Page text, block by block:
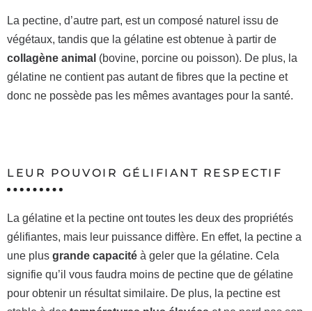
La pectine, d’autre part, est un composé naturel issu de
végétaux, tandis que la gélatine est obtenue à partir de
collagène animal (bovine, porcine ou poisson). De plus, la
gélatine ne contient pas autant de fibres que la pectine et
donc ne possède pas les mêmes avantages pour la santé.
LEUR POUVOIR GÉLIFIANT RESPECTIF
La gélatine et la pectine ont toutes les deux des propriétés
gélifiantes, mais leur puissance diffère. En effet, la pectine a
une plus grande capacité à geler que la gélatine. Cela
signifie qu’il vous faudra moins de pectine que de gélatine
pour obtenir un résultat similaire. De plus, la pectine est